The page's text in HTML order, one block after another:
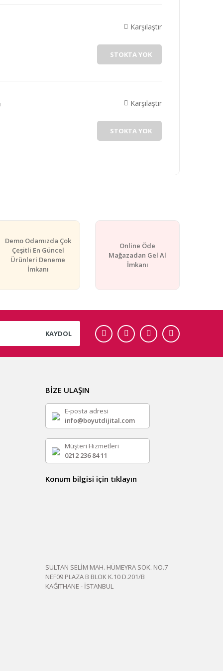
Karşılaştır
STOKTA YOK
Karşılaştır
STOKTA YOK
Demo Odamızda Çok
Çeşitli En Güncel
Ürünleri Deneme
İmkanı
Online Öde
Mağazadan Gel Al
İmkanı
KAYDOL
BİZE ULAŞIN
E-posta adresi
info@boyutdijital.com
Müşteri Hizmetleri
0212 236 84 11
Konum bilgisi için tıklayın
SULTAN SELİM MAH. HÜMEYRA SOK. NO.7
NEF09 PLAZA B BLOK K.10 D.201/B
KAĞITHANE - İSTANBUL